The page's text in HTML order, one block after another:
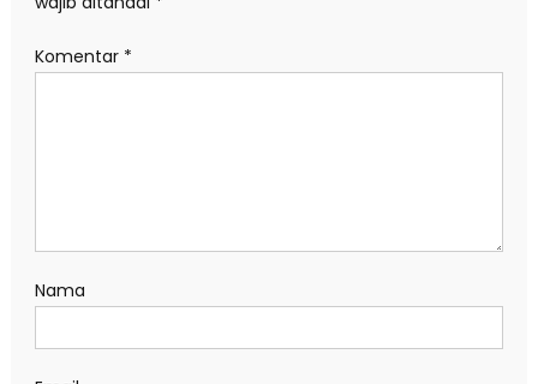
Komentar *
Nama